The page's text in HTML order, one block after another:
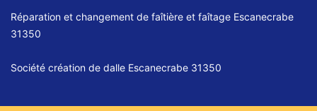
Réparation et changement de faîtière et faîtage Escanecrabe
31350
Société création de dalle Escanecrabe 31350